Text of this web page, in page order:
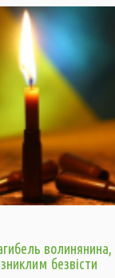
безвісти